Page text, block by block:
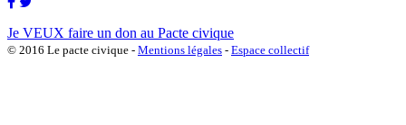
Je VEUX faire un don au Pacte civique
© 2016 Le pacte civique - Mentions légales - Espace collectif